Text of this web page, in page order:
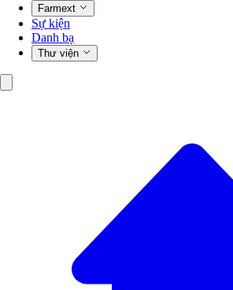
Farmext
Sự kiện
Danh bạ
Thư viện